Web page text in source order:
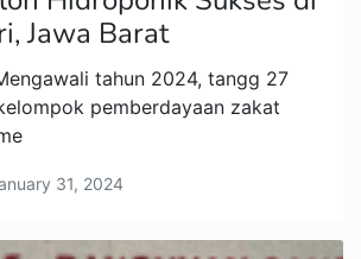
Jawa Barat
tahun 2024, tangg 27
pemberdayaan zakat
31, 2024